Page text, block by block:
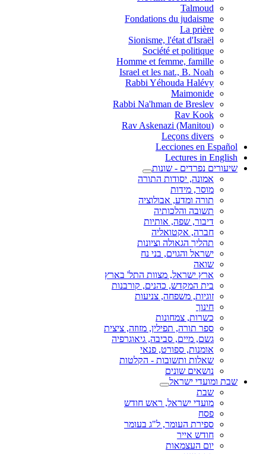
Talmoud
Fondations du judaisme
La prière
Sionisme, l'état d'Israël
Société et politique
Homme et femme, famille
Israel et les nat., B. Noah
Rabbi Yéhouda Halévy
Maimonide
Rabbi Na'hman de Breslev
Rav Kook
(Rav Askenazi (Manitou
Leçons divers
Lecciones en Español
Lectures in English
שיעורים נפרדים - שונות
אמונה, יסודות התורה
מוסר, מידות
תורה ומדע, אבולוציה
תשובה והלכותיה
דיבור, שפה, אותיות
חברה, אקטואליה
תהליך הגאולה וציונות
ישראל והגוים, בני נח
שואה
ארץ ישראל, מצוות התל' בארץ
בית המקדש, כהנים, קורבנות
זוגיות, משפחה, צניעות
חינוך
כשרות, צמחונות
ספר תורה, תפילין, מזוזה, ציצית
גשם, מיים, סביבה, גיאוגרפיה
אומנות, ספורט, פנאי
שאלות ותשובות - הקלטות
נושאים שונים
שבת ומועדי ישראל
שבת
מועדי ישראל, ראש חודש
פסח
ספירת העומר, ל"ג בעומר
חודש אייר
יום העצמאות